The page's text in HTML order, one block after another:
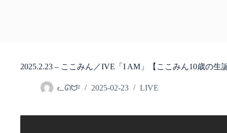
2025.2.23 – ここみん／IVE「I AM」【ここみん10歳の生
ᓚᘏᗢ² 2025-02-23 LIVE